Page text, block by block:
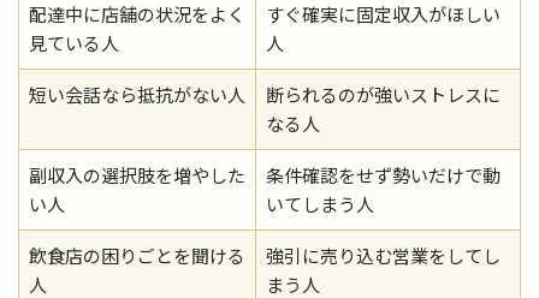
配達中に店舗の状況をよく
見ている人
すぐ確実に固定収入がほしい
人
短い会話なら抵抗がない人
断られるのが強いストレスに
なる人
副収入の選択肢を増やした
い人
条件確認をせず勢いだけで動
いてしまう人
飲食店の困りごとを聞ける
人
強引に売り込む営業をしてし
まう人